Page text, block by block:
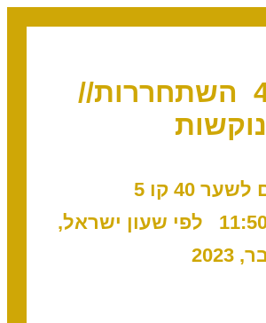
שער 40 השתחררות//
אנו נכנסים לשער 40 קו 5
בסביבות 11:50 לפי שעון ישראל,